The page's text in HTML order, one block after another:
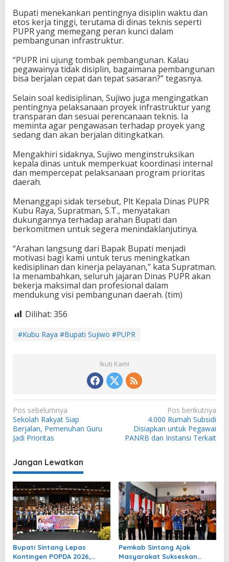
Bupati menekankan pentingnya disiplin waktu dan
etos kerja tinggi, terutama di dinas teknis seperti
PUPR yang memegang peran kunci dalam
pembangunan infrastruktur.
“PUPR ini ujung tombak pembangunan. Kalau
pegawainya tidak disiplin, bagaimana pembangunan
bisa berjalan cepat dan tepat sasaran?” tegasnya.
Selain soal kedisiplinan, Sujiwo juga mengingatkan
pentingnya pelaksanaan proyek infrastruktur yang
transparan dan sesuai perencanaan teknis. Ia
meminta agar pengawasan terhadap proyek yang
sedang dan akan berjalan ditingkatkan.
Mengakhiri sidaknya, Sujiwo menginstruksikan
kepala dinas untuk memperkuat koordinasi internal
dan mempercepat pelaksanaan program prioritas
daerah.
Menanggapi sidak tersebut, Plt Kepala Dinas PUPR
Kubu Raya, Supratman, S.T., menyatakan
dukungannya terhadap arahan Bupati dan
berkomitmen untuk segera menindaklanjutinya.
“Arahan langsung dari Bapak Bupati menjadi
motivasi bagi kami untuk terus meningkatkan
kedisiplinan dan kinerja pelayanan,” kata Supratman.
Ia menambahkan, seluruh jajaran Dinas PUPR akan
bekerja maksimal dan profesional dalam
mendukung visi pembangunan daerah. (tim)
Dilihat: 356
#Kubu Raya #Bupati Sujiwo #PUPR
Ikuti Kami
N
a
v
g
a
s
i
p
o
s
Pos sebelumnya
Sekolah Rakyat Siap
Berjalan, Pemenuhan Guru
Jadi Prioritas
Pos berikutnya
4.000 Rumah Subsidi
Disiapkan untuk Pegawai
PANRB dan Instansi Terkait
Jangan Lewatkan
Bupati Sintang Lepas
Kontingen POPDA 2026,
Pemkab Sintang Ajak
Masyarakat Sukseskan